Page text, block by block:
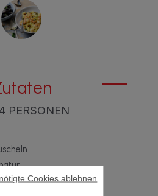
PERSONEN
Cookies ablehnen